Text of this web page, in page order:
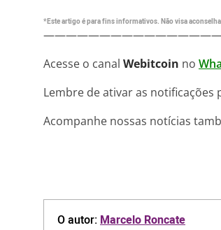
*Este artigo é para fins informativos. Não visa
Acesse o canal Webitcoin no
Lembre de ativar as notificações
Acompanhe nossas notícias
O autor:Marcelo Roncate